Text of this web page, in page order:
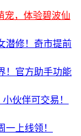
宠，体验碧波仙
潜修！奇市提前
！官方助手功能
伙伴可交易！
上线领！